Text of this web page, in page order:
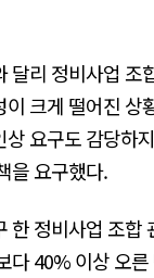
달리 정비사업 조
크게 떨어진 상
요구도 감당하
을 요구했다.
한 정비사업 조합
다 40% 이상 오